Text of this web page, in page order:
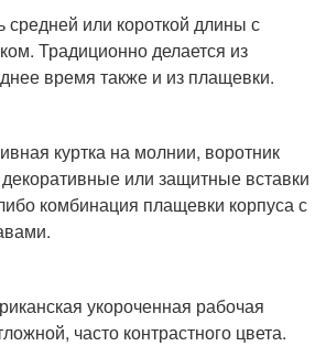
средней или короткой длины с
Традиционно делается из
время также и из плащевки.
куртка на молнии, воротник
или защитные вставки
комбинация плащевки корпуса с
укороченная рабочая
часто контрастного цвета.